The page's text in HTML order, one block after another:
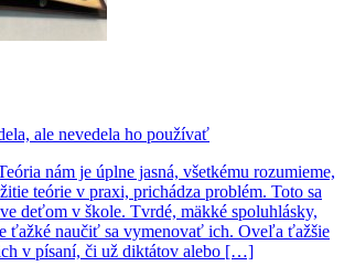
ale nevedela ho používať
nám je úplne jasná, všetkému rozumieme,
teórie v praxi, prichádza problém. Toto sa
deťom v škole. Tvrdé, mäkké spoluhlásky,
ťažké naučiť sa vymenovať ich. Oveľa ťažšie
v písaní, či už diktátov alebo […]